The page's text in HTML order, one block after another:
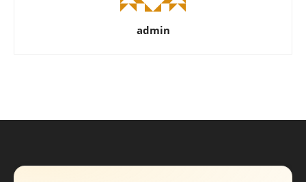
admin